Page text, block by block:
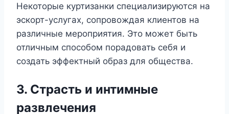
Некоторые куртизанки специализируются на
эскорт-услугах, сопровождая клиентов на
различные мероприятия. Это может быть
отличным способом порадовать себя и
создать эффектный образ для общества.
3. Страсть и интимные
развлечения